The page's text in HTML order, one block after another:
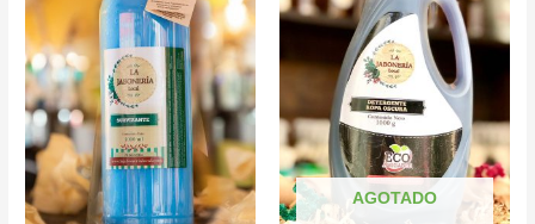
AGOTADO